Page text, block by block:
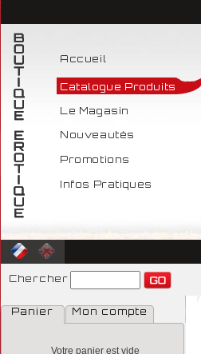
Accueil
Catalogue Produits
Le Magasin
Nouveautés
Promotions
Infos Pratiques
Chercher
Panier Mon compte
Votre panier est vide